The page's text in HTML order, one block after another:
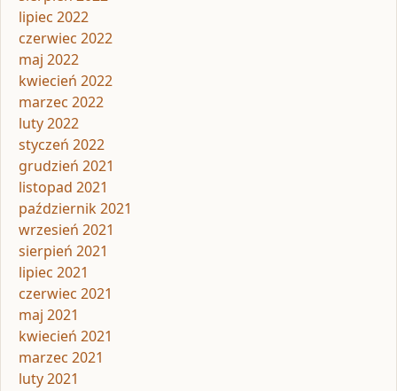
lipiec 2022
czerwiec 2022
maj 2022
kwiecień 2022
marzec 2022
luty 2022
styczeń 2022
grudzień 2021
listopad 2021
październik 2021
wrzesień 2021
sierpień 2021
lipiec 2021
czerwiec 2021
maj 2021
kwiecień 2021
marzec 2021
luty 2021